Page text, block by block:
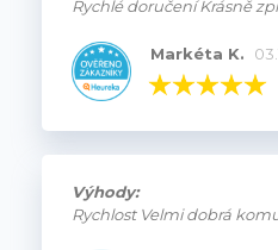
Rychlé doručení Krásně
Markéta K.
Výhody:
Rychlost Velmi dobrá